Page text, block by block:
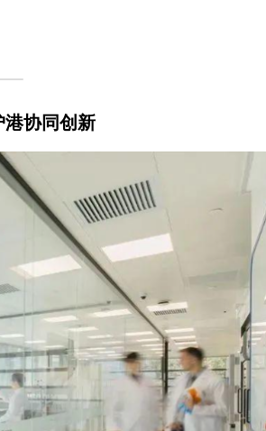
协同创新